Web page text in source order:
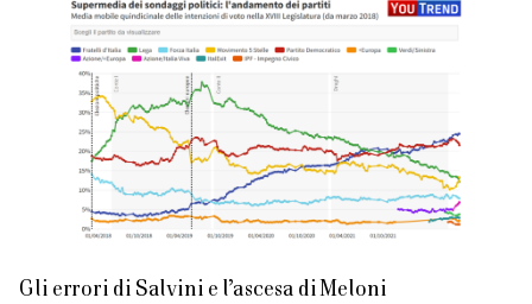
Gli errori di Salvini e l’ascesa di Meloni